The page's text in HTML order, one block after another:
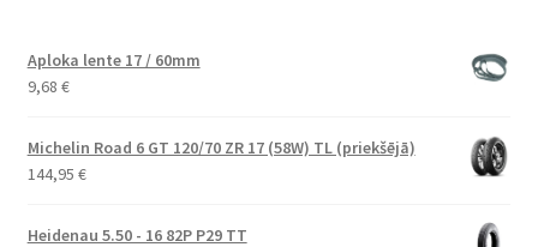
Aploka lente 17 / 60mm
9,68 €
Michelin Road 6 GT 120/70 ZR 17 (58W) TL (priekšējā)
144,95 €
Heidenau 5.50 - 16 82P P29 TT